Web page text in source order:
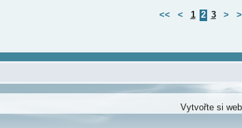
<<
< 1 2 3 >
Vytvořte si